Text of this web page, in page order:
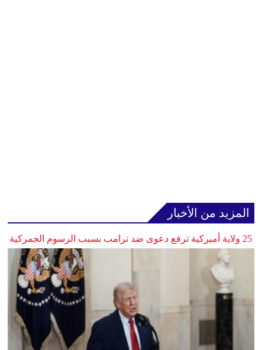
المزيد من الأخبار
25 ولاية أميركية ترفع دعوى ضد ترامب بسبب الرسوم الجمركية